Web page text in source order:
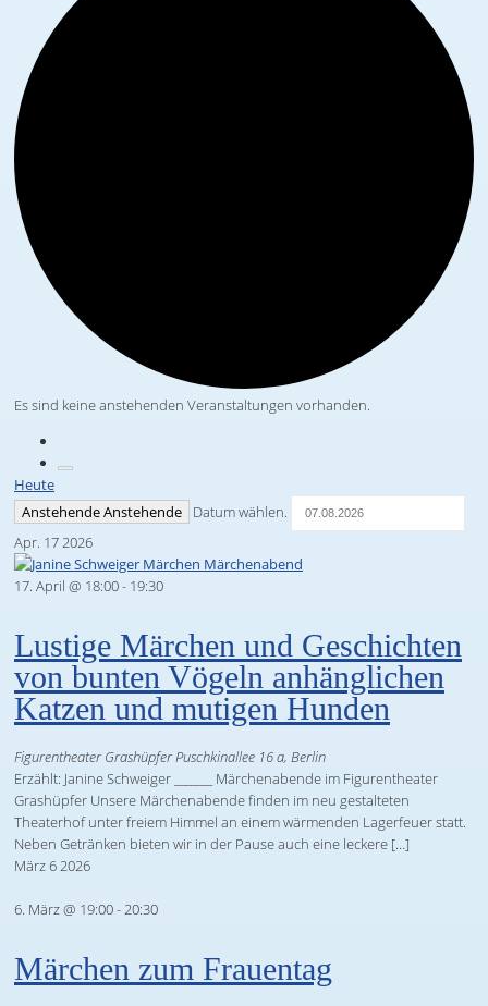
Es sind keine anstehenden Veranstaltungen vorhanden.
Heute
AnstehendeAnstehende
Datum wählen.
Apr. 172026
17. April @ 18:00- 19:30
Lustige Märchen und Geschichten
von bunten Vögeln anhänglichen
Katzen und mutigen Hunden
Figurentheater GrashüpferPuschkinallee 16 a, Berlin
Erzählt: Janine Schweiger _______ Märchenabende im Figurentheater
Grashüpfer Unsere Märchenabende finden im neu gestalteten
Theaterhof unter freiem Himmel an einem wärmenden Lagerfeuer statt.
Neben Getränken bieten wir in der Pause auch eine leckere […]
März62026
6. März @ 19:00-20:30
Märchen zum Frauentag